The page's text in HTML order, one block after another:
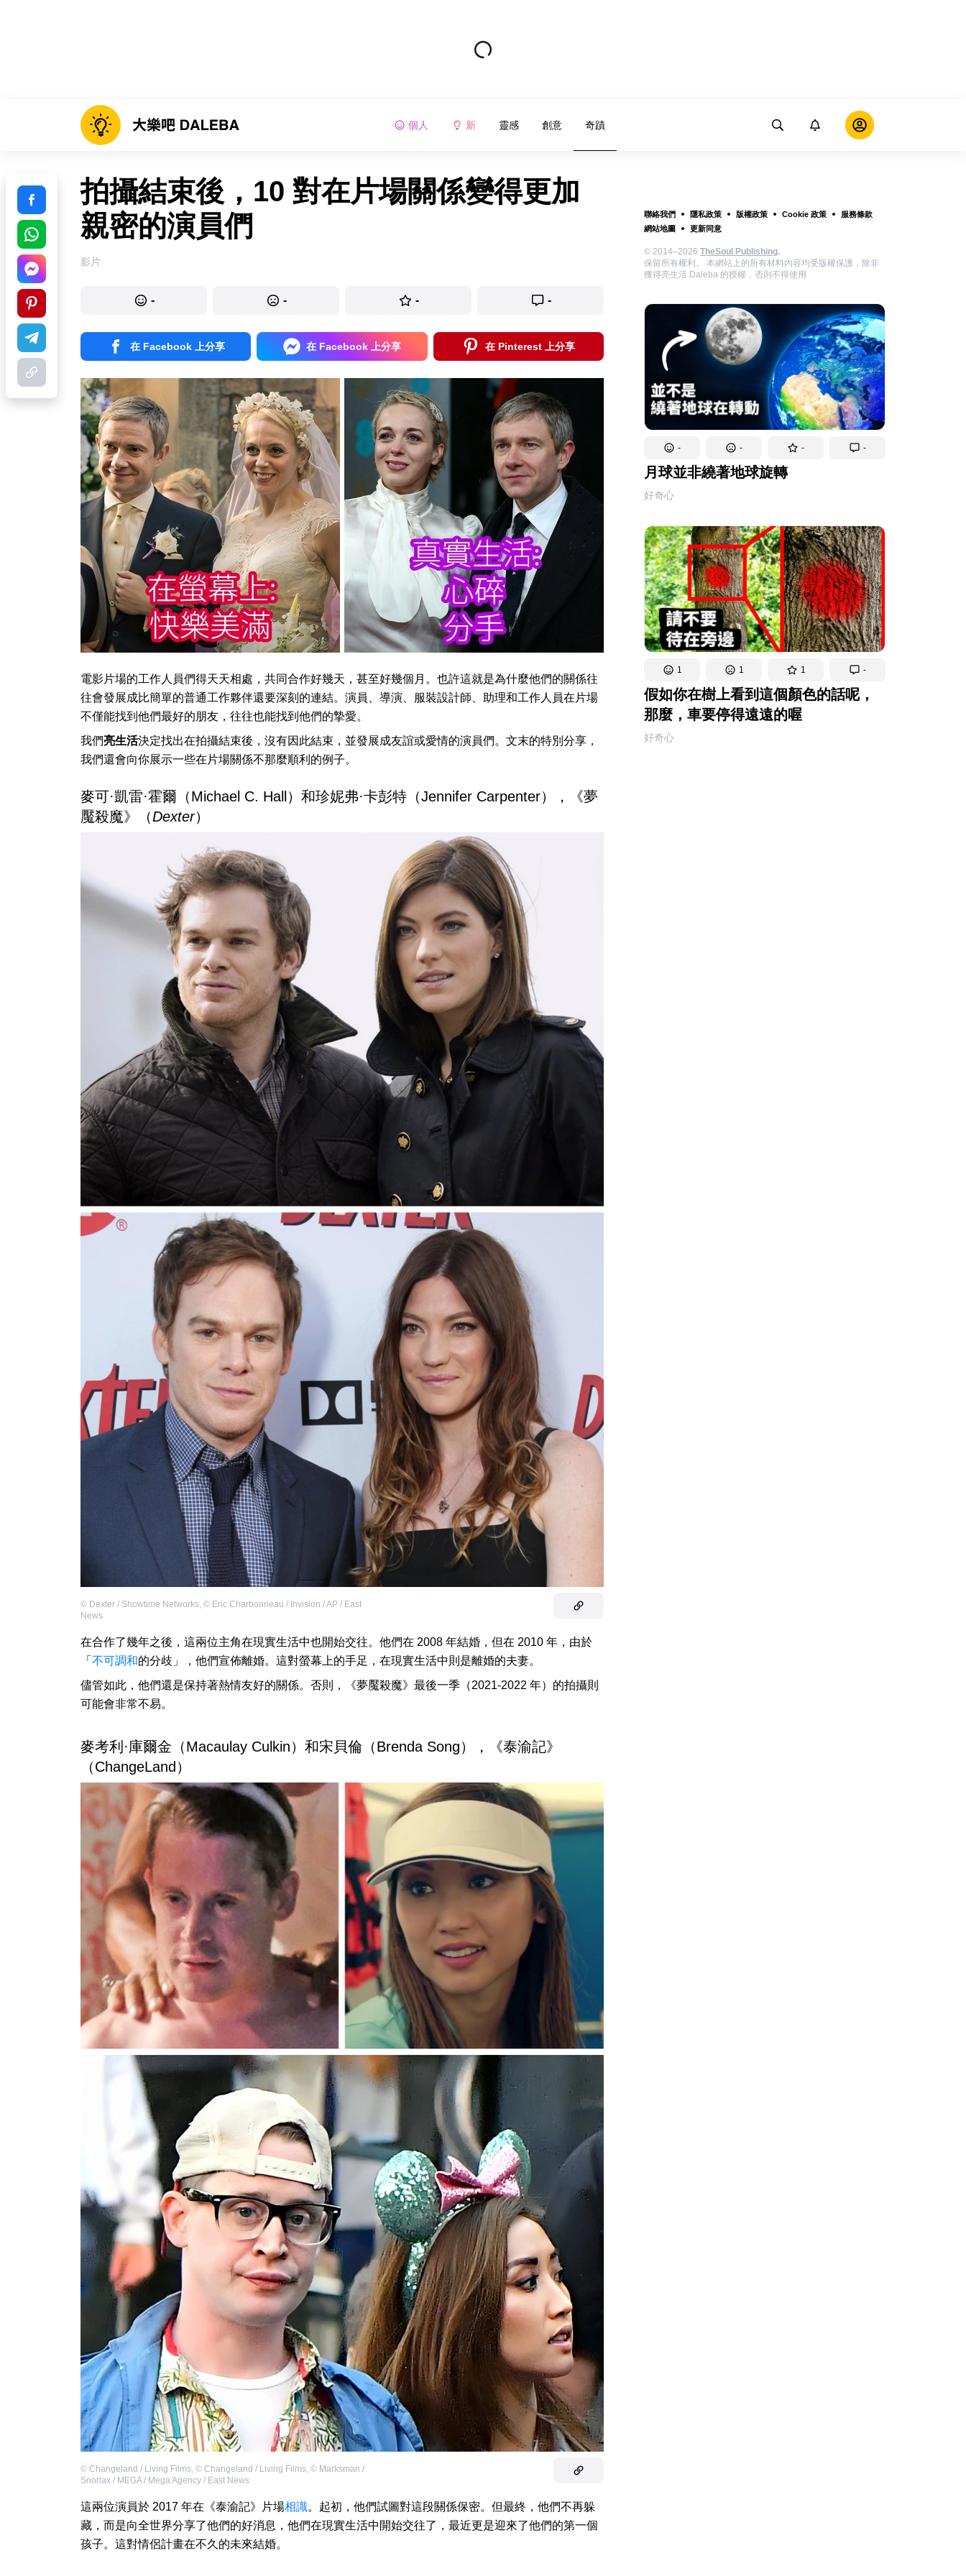
個人 新 靈感 創意 奇蹟
聯絡我們 隱私政策 版權政策 Cookie 政策
服務條款
網站地圖
更新同意
© 2014–2026 TheSoul Publishing.
保留所有權利。 本網站上的所有材料內容均受版權保護，除非
獲得亮生活 Daleba 的授權，否則不得使用
- - - -
月球並非繞著地球旋轉
好奇心
1 1 1 -
假如你在樹上看到這個顏色的話呢，
那麼，車要停得遠遠的喔
好奇心
拍攝結束後，10 對在片場關係變得更加
親密的演員們
影片
- - - -
在 Facebook 上分享 在 Facebook 上分享 在 Pinterest 上分享
電影片場的工作人員們得天天相處，共同合作好幾天，甚至好幾個月。也許這就是為什麼他們的關係往
往會發展成比簡單的普通工作夥伴還要深刻的連結。演員、導演、服裝設計師、助理和工作人員在片場
不僅能找到他們最好的朋友，往往也能找到他們的摯愛。
我們亮生活決定找出在拍攝結束後，沒有因此結束，並發展成友誼或愛情的演員們。文末的特別分享，
我們還會向你展示一些在片場關係不那麼順利的例子。
麥可·凱雷·霍爾（Michael C. Hall）和珍妮弗·卡彭特（Jennifer Carpenter），《夢
魘殺魔》（Dexter）
© Dexter / Showtime Networks, © Eric Charbonneau / Invision / AP / East
News
在合作了幾年之後，這兩位主角在現實生活中也開始交往。他們在 2008 年結婚，但在 2010 年，由於
「 不可調和的分歧」，他們宣佈離婚。這對螢幕上的手足，在現實生活中則是離婚的夫妻。
儘管如此，他們還是保持著熱情友好的關係。否則，《夢魘殺魔》最後一季（2021-2022 年）的拍攝則
可能會非常不易。
麥考利·庫爾金（Macaulay Culkin）和宋貝倫（Brenda Song），《泰渝記》
（ChangeLand）
© Changeland / Living Films, © Changeland / Living Films, © Marksman /
Snorlax / MEGA / Mega Agency / East News
這兩位演員於 2017 年在《泰渝記》片場相識。起初，他們試圖對這段關係保密。但最終，他們不再躲
藏，而是向全世界分享了他們的好消息，他們在現實生活中開始交往了，最近更是迎來了他們的第一個
孩子。這對情侶計畫在不久的未來結婚。